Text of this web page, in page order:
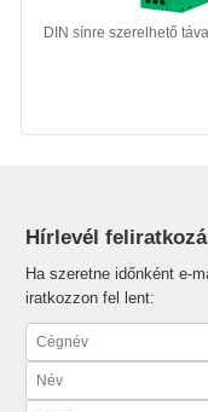
DIN sínre szerelhető
Hírlevél
Ha szeretne időnként e-
iratkozzon fel lent: